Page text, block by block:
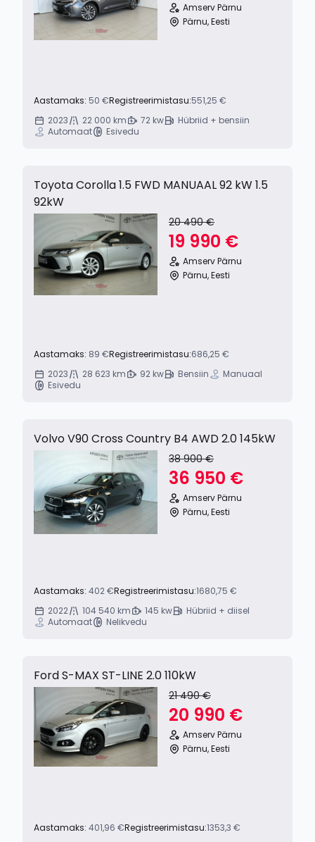
Amserv Pärnu
Pärnu, Eesti
Aastamaks: 50 €Registreerimistasu:551,25 €
2023
22 000 km 72 kw
Hübriid + bensiin
Automaat
Esivedu
Toyota Corolla 1.5 FWD MANUAAL 92 kW 1.5
92kW
20 490 €
19 990 €
Amserv Pärnu
Pärnu, Eesti
Aastamaks: 89 €Registreerimistasu:686,25 €
2023
28 623 km 92 kw Bensiin
Manuaal
Esivedu
Volvo V90 Cross Country B4 AWD 2.0 145kW
38 900 €
36 950 €
Amserv Pärnu
Pärnu, Eesti
Aastamaks: 402 €Registreerimistasu:1680,75 €
2022
104 540 km 145 kw
Hübriid + diisel
Automaat
Nelikvedu
Ford S-MAX ST-LINE 2.0 110kW
21 490 €
20 990 €
Amserv Pärnu
Pärnu, Eesti
Aastamaks: 401,96 €Registreerimistasu:1353,3 €